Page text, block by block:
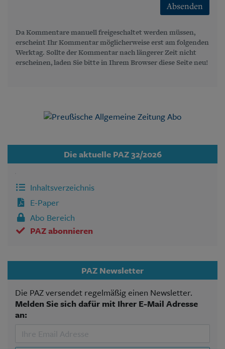
Absenden
Da Kommentare manuell freigeschaltet werden müssen,
erscheint Ihr Kommentar möglicherweise erst am folgenden
Werktag. Sollte der Kommentar nach längerer Zeit nicht
erscheinen, laden Sie bitte in Ihrem Browser diese Seite neu!
Die aktuelle PAZ 32/2026
Inhaltsverzeichnis
E-Paper
Abo Bereich
PAZ abonnieren
PAZ Newsletter
Die PAZ versendet regelmäßig einen Newsletter.
Melden Sie sich dafür mit Ihrer E-Mail Adresse
an: